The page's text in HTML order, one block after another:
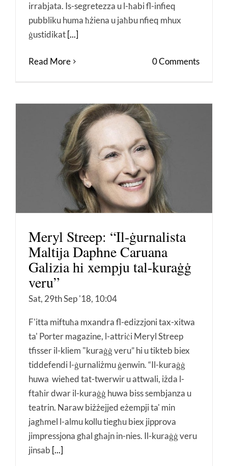
irrabjata. Is-segretezza u l-ħabi fl-infieq
pubbliku huma ħżiena u jaħbu nfieq mhux
ġustidikat [...]
Read More 0 Comments
Meryl Streep: “Il-ġurnalista
Maltija Daphne Caruana
Galizia hi xempju tal-kuraġġ
veru”
Sat, 29th Sep '18, 10:04
F'itta miftuħa mxandra fl-edizzjoni tax-xitwa
ta' Porter magazine, l-attriċi Meryl Streep
tfisser il-kliem "kuraġġ veru” hi u tikteb biex
tiddefendi l-ġurnaliżmu ġenwin. “Il-kuraġġ
huwa wieħed tat-twerwir u attwali, iżda l-
ftaħir dwar il-kuraġġ huwa biss sembjanza u
teatrin. Naraw biżżejjed eżempji ta' min
jagħmel l-almu kollu tiegħu biex jipprova
jimpressjona għal għajn in-nies. Il-kuraġġ veru
jinsab [...]